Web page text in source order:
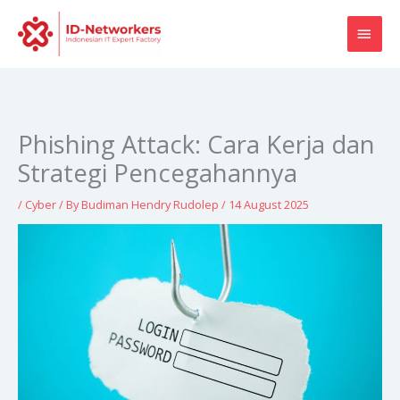
content
Phishing Attack: Cara Kerja dan
Strategi Pencegahannya
/ Cyber/ ByBudiman Hendry Rudolep / 14 August 2025